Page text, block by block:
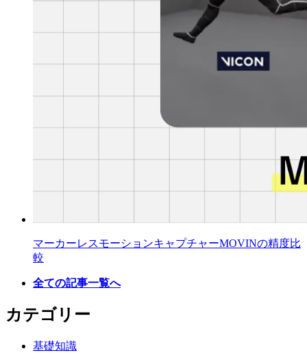
マーカーレスモーションキャプチャーMOVINの精度比
較
全ての記事一覧へ
カテゴリー
基礎知識